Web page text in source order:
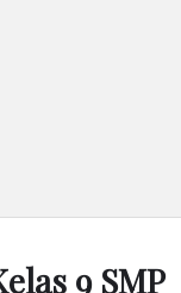
9 SMP